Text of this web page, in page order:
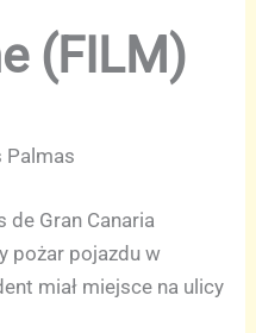
(FILM)
Palmas
de Gran Canaria
pożar pojazdu w
miał miejsce na ulicy